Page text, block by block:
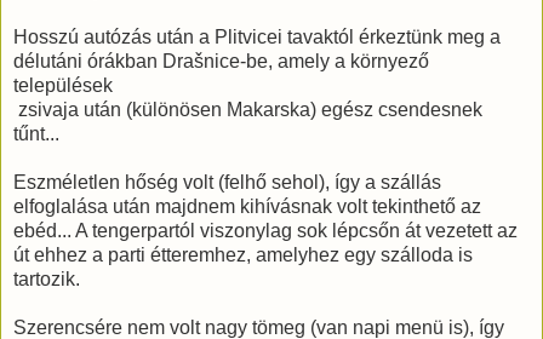
Hosszú autózás után a Plitvicei tavaktól érkeztünk meg a
délutáni órákban Drašnice-be, amely a környező
települések
zsivaja után (különösen Makarska) egész csendesnek
tűnt...
Eszméletlen hőség volt (felhő sehol), így a szállás
elfoglalása után majdnem kihívásnak volt tekinthető az
ebéd... A tengerpartól viszonylag sok lépcsőn át vezetett az
út ehhez a parti étteremhez, amelyhez egy szálloda is
tartozik.
Szerencsére nem volt nagy tömeg (van napi menü is), így